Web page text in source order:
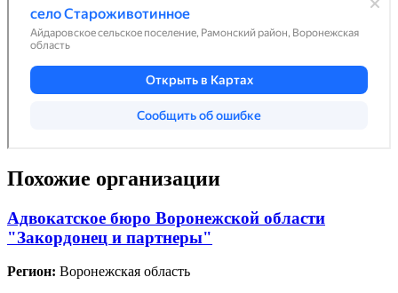
Похожие организации
Адвокатское бюро Воронежской области
"Закордонец и партнеры"
Регион: Воронежская область